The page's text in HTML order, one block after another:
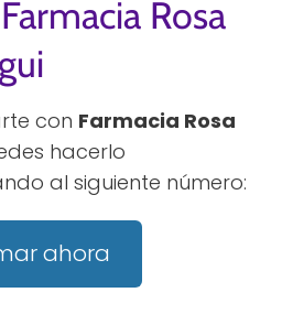
Rosa
con Farmacia Rosa
hacerlo
al siguiente número:
ahora